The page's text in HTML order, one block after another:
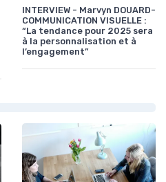
INTERVIEW - Marvyn DOUARD-
COMMUNICATION VISUELLE :
“La tendance pour 2025 sera
à la personnalisation et à
l’engagement”